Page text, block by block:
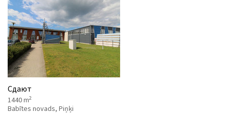
Сдают
1440 m2
Babītes novads, Piņķi